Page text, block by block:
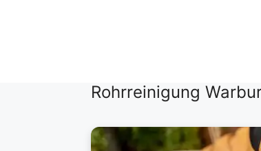
Rohrreinigung